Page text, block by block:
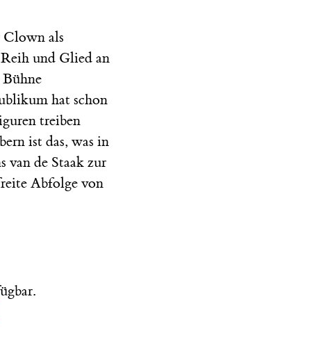
Clown als
und Glied an
Bühne
hat schon
treiben
ist das, was in
van de Staak zur
Abfolge von